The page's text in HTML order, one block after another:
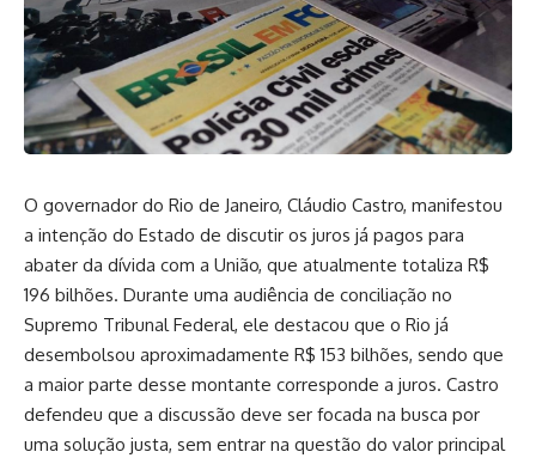
O governador do Rio de Janeiro, Cláudio Castro, manifestou
a intenção do Estado de discutir os juros já pagos para
abater da dívida com a União, que atualmente totaliza R$
196 bilhões. Durante uma audiência de conciliação no
Supremo Tribunal Federal, ele destacou que o Rio já
desembolsou aproximadamente R$ 153 bilhões, sendo que
a maior parte desse montante corresponde a juros. Castro
defendeu que a discussão deve ser focada na busca por
uma solução justa, sem entrar na questão do valor principal